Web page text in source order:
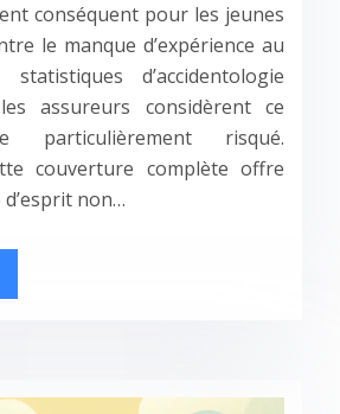
conséquent pour les jeunes
le manque d’expérience au
d’accidentologie
assureurs considèrent ce
particulièrement risqué.
couverture complète offre
non…